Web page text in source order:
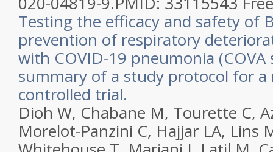
Testing the efficacy and safety of
prevention of respiratory
with COVID-19 pneumonia
summary of a study protocol for a
controlled trial.
Dioh W, Chabane M, Tourette C,
Morelot-Panzini C, Hajjar LA, Lins